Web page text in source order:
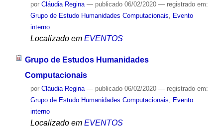
por Cláudia Regina — publicado06/02/2020 — registrado em:
Grupo de Estudo Humanidades Computacionais, Evento
interno
Localizado em EVENTOS
Grupo de Estudos Humanidades
Computacionais
por Cláudia Regina — publicado06/02/2020 — registrado em:
Grupo de Estudo Humanidades Computacionais, Evento
interno
Localizado em EVENTOS